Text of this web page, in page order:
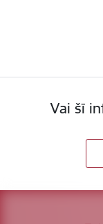
Vai šī